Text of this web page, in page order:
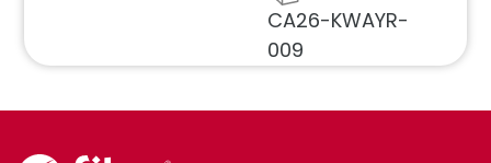
CA26-KWAYR-
009